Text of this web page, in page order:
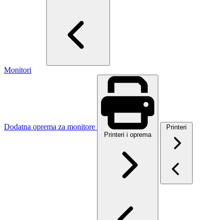
Monitori
Dodatna oprema za monitore
Printeri i oprema
Printeri